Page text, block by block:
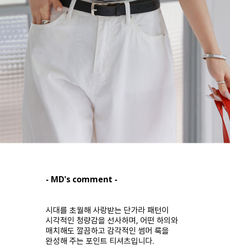
- MD's comment -
시대를 초월해 사랑받는 단가라 패턴이
시각적인 청량감을 선사하며, 어떤 하의와
매치해도 깔끔하고 감각적인 썸머 룩을
완성해 주는 포인트 티셔츠입니다.